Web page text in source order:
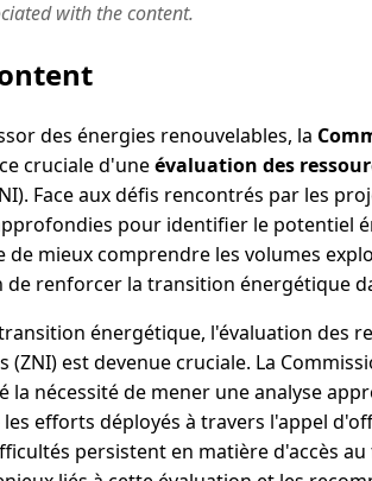
with the content.
des énergies renouvelables, la
cruciale d'uneévaluation des
Face aux défis rencontrés par les
pour identifier le potentiel
mieux comprendre les volumes
renforcer la transition énergétique
énergétique, l'évaluation des
est devenue cruciale. La
la nécessité de mener une analyse
efforts déployés à travers l'appel
persistent en matière d'accès